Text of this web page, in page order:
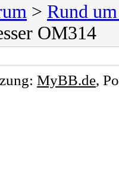
> Rund
OM314
MyBB.de,